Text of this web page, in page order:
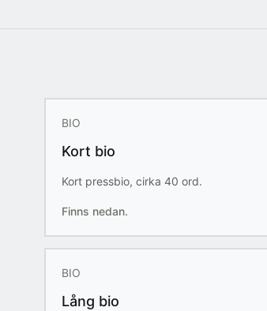
BIO
Kort bio
Kort pressbio, cirka 40 ord.
Finns nedan.
BIO
Lång bio